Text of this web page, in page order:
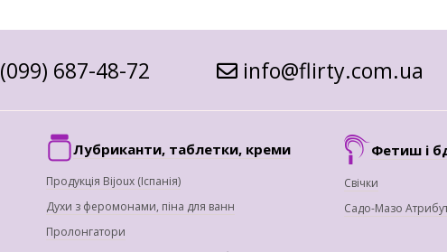
(099) 687-48-72 info@flirty.com.ua
Лубриканти, таблетки, креми
Продукція Bijoux (Іспанія)
Духи з феромонами, піна для ванн
Пролонгатори
Фетиш і
Свічки
Садо-Мазо